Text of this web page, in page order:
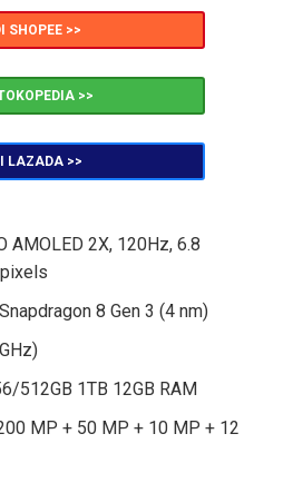
SHOPEE >>
>>
LAZADA >>
AMOLED 2X, 120Hz, 6.8
8 Gen 3 (4 nm)
512GB 1TB 12GB RAM
MP + 50 MP + 10 MP + 12